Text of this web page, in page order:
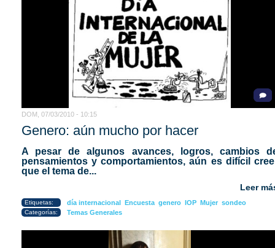
DOM, 07/03/2010 - 10:15
Genero: aún mucho por hacer
A pesar de algunos avances, logros, cambios
pensamientos y comportamientos, aún es difícil
que el tema de...
Leer
Etiquetas: día internacional Encuesta genero IOP Mujer sondeo
Categorías: Temas Generales